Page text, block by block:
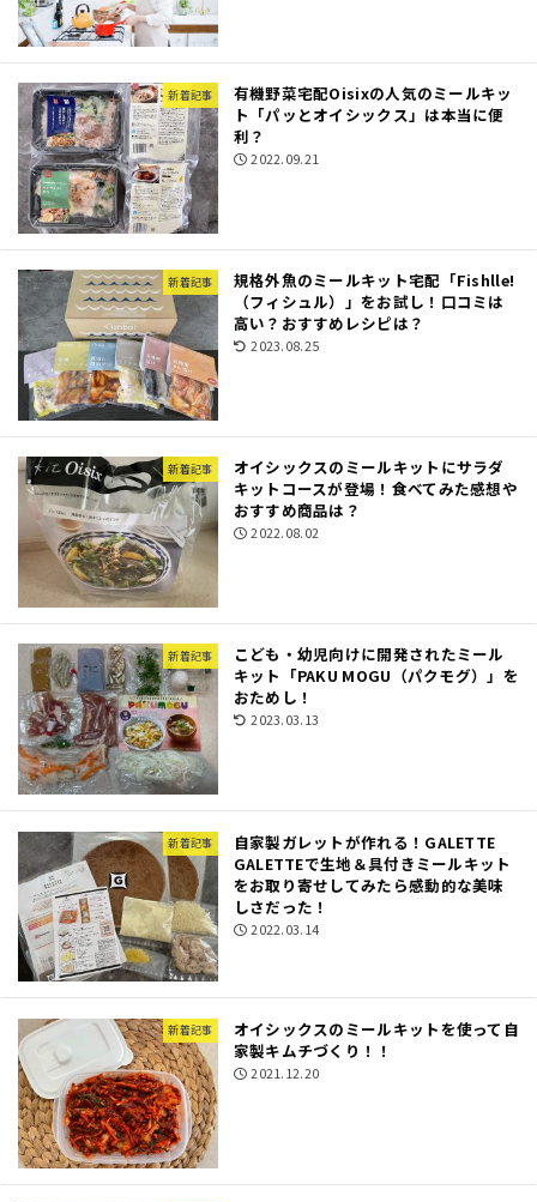
新着記事
有機野菜宅配Oisixの人気のミールキッ
ト「パッとオイシックス」は本当に便
利？
2022.09.21
新着記事
規格外魚のミールキット宅配「Fishlle!
（フィシュル）」をお試し！口コミは
高い？おすすめレシピは？
2023.08.25
新着記事
オイシックスのミールキットにサラダ
キットコースが登場！食べてみた感想や
おすすめ商品は？
2022.08.02
新着記事
こども・幼児向けに開発されたミール
キット「PAKU MOGU（パクモグ）」を
おためし！
2023.03.13
新着記事
自家製ガレットが作れる！GALETTE
GALETTEで生地＆具付きミールキット
をお取り寄せしてみたら感動的な美味
しさだった！
2022.03.14
新着記事
オイシックスのミールキットを使って自
家製キムチづくり！！
2021.12.20